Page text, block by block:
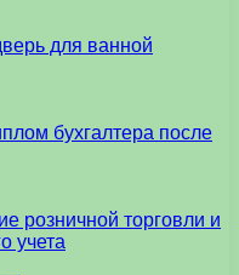
для ванной
бухгалтера после
розничной торговли и
учета